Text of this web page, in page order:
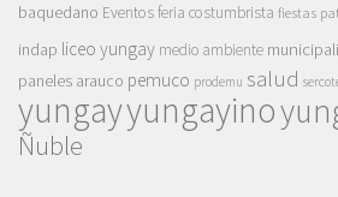
baquedano Eventosferia costumbrista fiestas
indap liceo yungay medio ambiente
paneles arauco pemuco prodemu salud
yungayyungayino
Ñuble